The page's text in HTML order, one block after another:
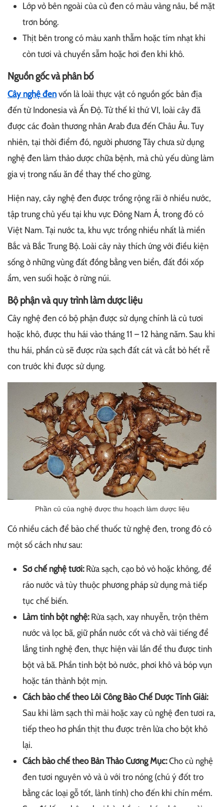
Lớp vỏ bên ngoài của củ đen có màu vàng nâu, bề mặt
trơn bóng.
Thịt bên trong có màu xanh thẫm hoặc tím nhạt khi
còn tươi và chuyển sẫm hoặc hơi đen khi khô.
Nguồn gốc và phân bố
Cây nghệ đenvốn là loài thực vật có nguồn gốc bản địa
đến từ Indonesia và Ấn Độ. Từ thế kỉ thứ VI, loài cây đã
được các đoàn thương nhân Arab đưa đến Châu Âu. Tuy
nhiên, tại thời điểm đó, người phương Tây chưa sử dụng
nghệ đen làm thảo dược chữa bệnh, mà chủ yếu dùng làm
gia vị trong nấu ăn để thay thế cho gừng.
Hiện nay, cây nghệ đen được trồng rộng rãi ở nhiều nước,
tập trung chủ yếu tại khu vực Đông Nam Á, trong đó có
Việt Nam. Tại nước ta, khu vực trồng nhiều nhất là miền
Bắc và Bắc Trung Bộ. Loài cây này thích ứng với điều kiện
sống ở những vùng đất đồng bằng ven biển, đất đồi xốp
ẩm, ven suối hoặc ở rừng núi.
Bộ phận và quy trình làm dược liệu
Cây nghệ đen có bộ phận được sử dụng chính là củ tươi
hoặc khô, được thu hái vào tháng 11 – 12 hàng năm. Sau khi
thu hái, phần củ sẽ được rửa sạch đất cát và cắt bỏ hết rễ
con trước khi được sử dụng.
Phần củ của nghệ được thu hoạch làm dược liệu
Có nhiều cách để bào chế thuốc từ nghệ đen, trong đó có
một số cách như sau:
Sơ chế nghệ tươi:Rửa sạch, cạo bỏ vỏ hoặc không, để
ráo nước và tùy thuộc phương pháp sử dụng mà tiếp
tục chế biến.
Làm tinh bột nghệ:Rửa sạch, xay nhuyễn, trộn thêm
nước và lọc bã, giữ phần nước cốt và chờ vài tiếng để
lắng tinh nghệ đen, thực hiện vài lần để thu được tinh
bột và bã. Phần tinh bột bỏ nước, phơi khô và bóp vụn
hoặc tán thành bột mịn.
Cách bào chế theo Lôi Công Bào Chế Dược Tính Giải:
Sau khi làm sạch thì mài hoặc xay củ nghệ đen tươi ra,
tiếp theo hơ phần thịt thu được trên lửa cho bột khô
lại.
Cách bào chế theo Bản Thảo Cương Mục:Cho củ nghệ
đen tươi nguyên vỏ và ủ với tro nóng (chú ý đốt tro
bằng các loại gỗ tốt, lành tính) cho đến khi chín mềm.